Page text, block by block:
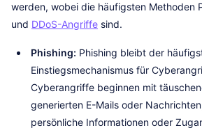
werden, wobei die häufigsten Methoden
und DDoS-Angriffe sind.
Phishing: Phishing bleibt der
Einstiegsmechanismus für
Cyberangriffe beginnen mit
generierten E-Mails oder
persönliche Informationen oder